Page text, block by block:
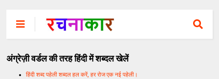
अंग्रेज़ी वर्डल की तरह हिंदी में शब्दल खेलें
हिंदी शब्द पहेली शब्दल हल करें, हर रोज एक नई पहेली।